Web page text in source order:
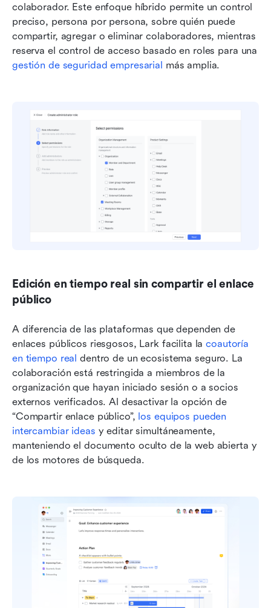
colaborador. Este enfoque híbrido permite un control
preciso, persona por persona, sobre quién puede
compartir, agregar o eliminar colaboradores, mientras
gestión de seguridad empresarial más amplia.
Edición en tiempo real sin compartir el enlace
público
A diferencia de las plataformas que dependen de
enlaces públicos riesgosos, Lark facilita la coautoría
en tiempo real dentro de un ecosistema seguro. La
colaboración está restringida a miembros de la
organización que hayan iniciado sesión o a socios
externos verificados. Al desactivar la opción de
“Compartir enlace público”, los equipos pueden
intercambiar ideas y editar simultáneamente,
manteniendo el documento oculto de la web abierta y
de los motores de búsqueda.